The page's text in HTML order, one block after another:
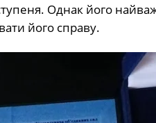
ступеня. Однак його
його справу.